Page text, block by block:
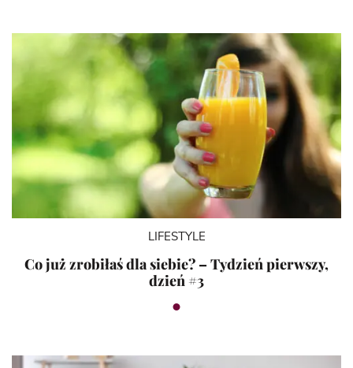
LIFESTYLE
Co już zrobiłaś dla siebie? – Tydzień pierwszy,
dzień #3